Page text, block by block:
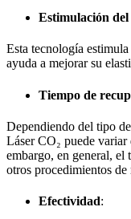
Estimulación del
Esta tecnología
ayuda a mejorar su
Tiempo de
Dependiendo del tipo
Láser CO₂ puede variar
embargo, en general, el
otros procedimientos
Efectividad: